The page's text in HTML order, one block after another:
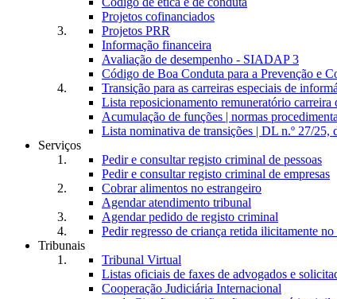
Projetos cofinanciados
Projetos PRR
Informação financeira
Avaliação de desempenho - SIADAP 3
Código de Boa Conduta para a Prevenção e
Transição para as carreiras especiais de
Lista reposicionamento remuneratório carreira
Acumulação de funções | normas
Lista nominativa de transições | DL n.º 27/25,
Serviços
Pedir e consultar registo criminal de pessoas
Pedir e consultar registo criminal de empresas
Cobrar alimentos no estrangeiro
Agendar atendimento tribunal
Agendar pedido de registo criminal
Pedir regresso de criança retida ilicitamente no
Tribunais
Tribunal Virtual
Listas oficiais de faxes de advogados e
Cooperação Judiciária Internacional